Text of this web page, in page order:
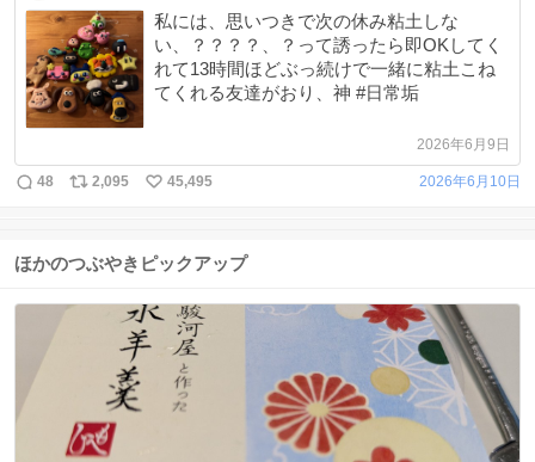
私には、思いつきで次の休み粘土しな
い、？？？？、？って誘ったら即OKしてく
れて13時間ほどぶっ続けで一緒に粘土こね
てくれる友達がおり、神 #日常垢
2026年6月9日
48 2,095 45,495 2026年6月10日
ほかのつぶやきピックアップ